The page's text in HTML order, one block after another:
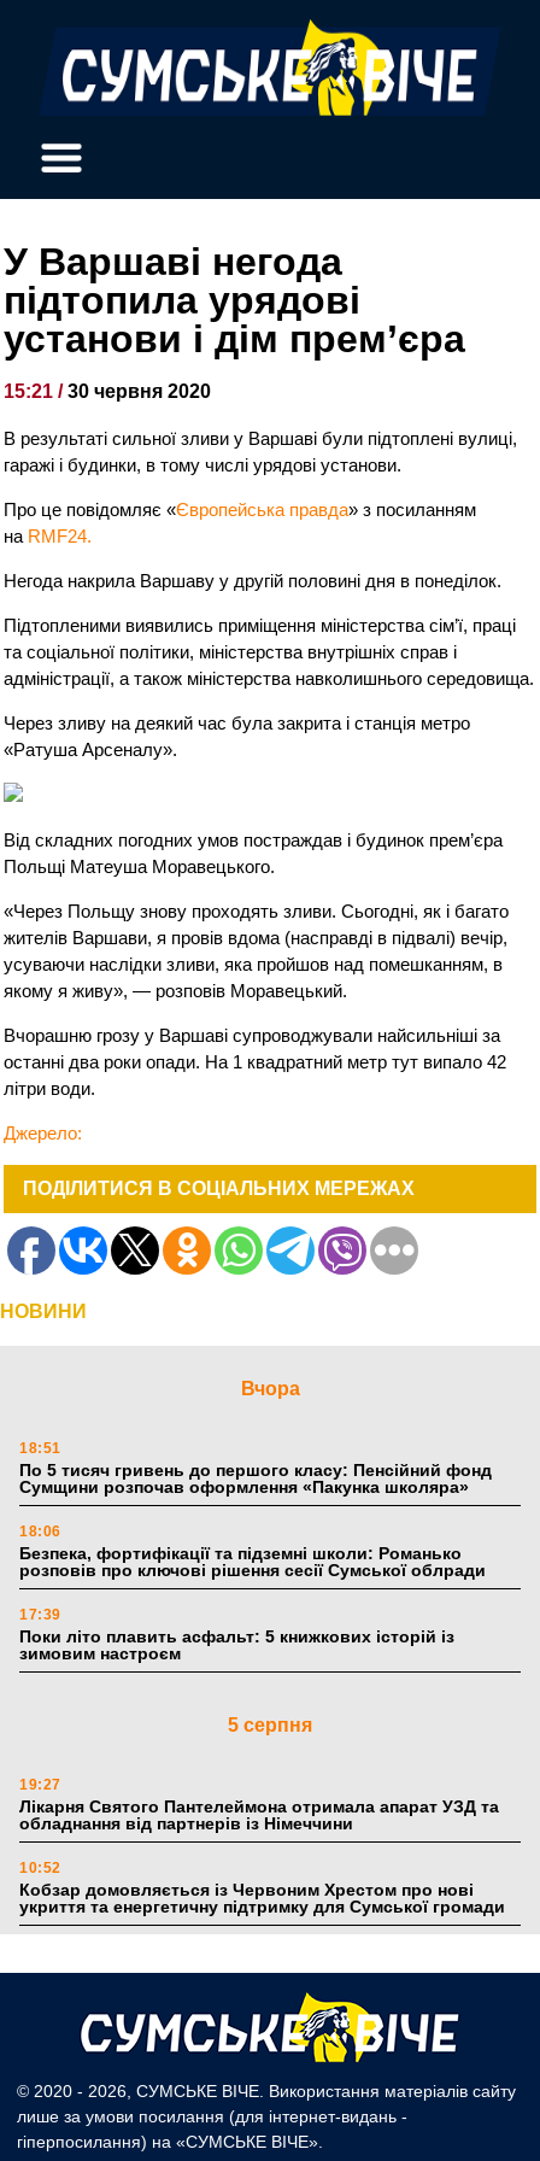
У Варшаві негода
підтопила урядові
установи і дім прем’єра
15:21 /30 червня 2020
В результаті сильної зливи у Варшаві були підтоплені вулиці,
гаражі і будинки, в тому числі урядові установи.
Про це повідомляє «Європейська правда» з посиланням
на RMF24.
Негода накрила Варшаву у другій половині дня в понеділок.
Підтопленими виявились приміщення міністерства сім’ї, праці
та соціальної політики, міністерства внутрішніх справ і
адміністрації, а також міністерства навколишнього середовища.
Через зливу на деякий час була закрита і станція метро
«Ратуша Арсеналу».
Від складних погодних умов постраждав і будинок прем’єра
Польщі Матеуша Моравецького.
«Через Польщу знову проходять зливи. Сьогодні, як і багато
жителів Варшави, я провів вдома (насправді в підвалі) вечір,
усуваючи наслідки зливи, яка пройшов над помешканням, в
якому я живу», — розповів Моравецький.
Вчорашню грозу у Варшаві супроводжували найсильніші за
останні два роки опади. На 1 квадратний метр тут випало 42
літри води.
Джерело:
ПОДІЛИТИСЯ В СОЦІАЛЬНИХ МЕРЕЖАХ
НОВИНИ
Вчора
18:51
По 5 тисяч гривень до першого класу: Пенсійний фонд
Сумщини розпочав оформлення «Пакунка школяра»
18:06
Безпека, фортифікації та підземні школи: Романько
розповів про ключові рішення сесії Сумської облради
17:39
Поки літо плавить асфальт: 5 книжкових історій із
зимовим настроєм
5 серпня
19:27
Лікарня Святого Пантелеймона отримала апарат УЗД та
обладнання від партнерів із Німеччини
10:52
Кобзар домовляється із Червоним Хрестом про нові
укриття та енергетичну підтримку для Сумської громади
Понад 8 мільйонів книжок згоріли. Як допомогти «Ранку»
та іншим видавництвам відновитися
20:41
Пенсійний фонд Сумщини спрямував 0,2 млрд грн на
© 2020 - 2026, СУМСЬКЕ ВІЧЕ. Використання матеріалів сайту
лише за умови посилання (для інтернет-видань -
гіперпосилання) на «СУМСЬКЕ ВІЧЕ».